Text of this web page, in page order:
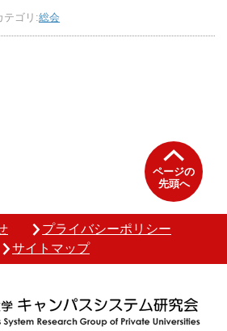
テゴリ:総会
ページの
先頭へ
プライバシーポリシー
サイトマップ